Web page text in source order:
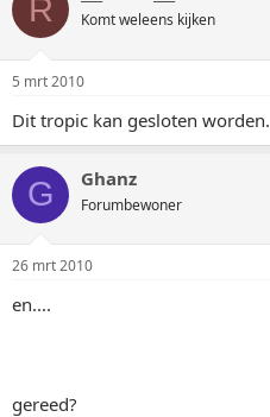
R Komt weleens kijken
5 mrt 2010
Dit tropic kan gesloten worden.
G Ghanz
Forumbewoner
26 mrt 2010
en....
gereed?